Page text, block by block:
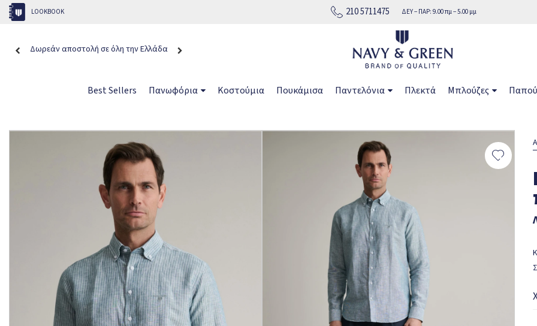
LOOKBOOK 210 5711475 ΔΕΥ − ΠΑΡ: 9.00 πμ − 5.00 μμ
Δωρεάν αποστολή σε όλη την Ελλάδα
Best Sellers Πανωφόρια Κοστούμια Πουκάμισα Παντελόνια Πλεκτά Μπλούζες